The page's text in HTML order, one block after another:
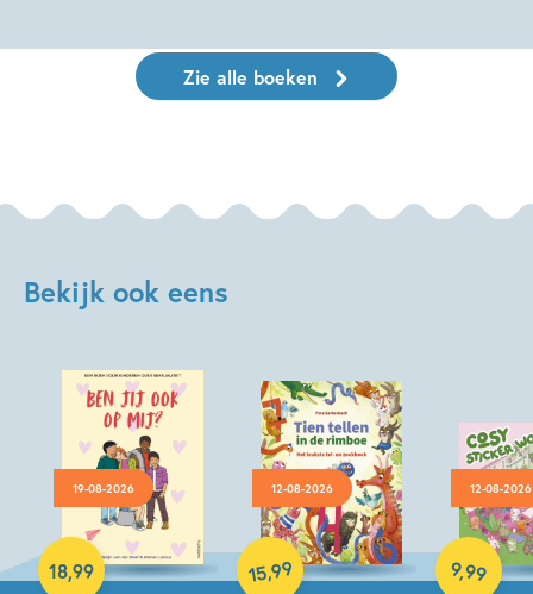
Zie alle boeken
Bekijk ook eens
19-08-2026
18,99
Hardcover
12-08-2026
15,99
Hardcover
12-08-2026
9,99
Paperback